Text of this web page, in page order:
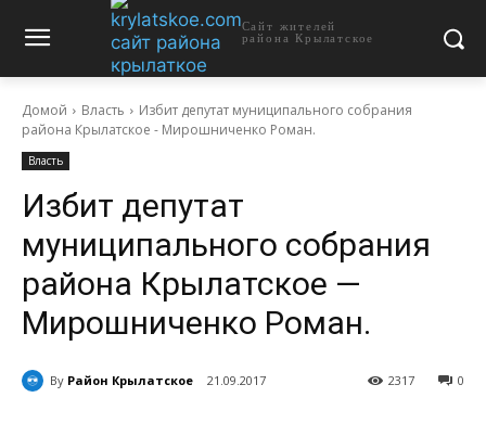
Сайт жителей
района Крылатское
Домой Власть
Избит депутат муниципального собрания
района Крылатское - Мирошниченко Роман.
Власть
Избит депутат
муниципального собрания
района Крылатское —
Мирошниченко Роман.
By Район Крылатское 21.09.2017 0
2317